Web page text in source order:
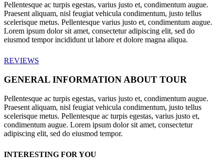
Pellentesque ac turpis egestas, varius justo et, condimentum augue.
Praesent aliquam, nisl feugiat vehicula condimentum, justo tellus
scelerisque metus. Pellentesque varius justo et, condimentum augue.
Lorem ipsum dolor sit amet, consectetur adipiscing elit, sed do
eiusmod tempor incididunt ut labore et dolore magna aliqua.
REVIEWS
GENERAL INFORMATION ABOUT TOUR
Pellentesque ac turpis egestas, varius justo et, condimentum augue.
Praesent aliquam, nisl feugiat vehicula condimentum, justo tellus
scelerisque metus. Pellentesque ac turpis egestas, varius justo et,
condimentum augue. Lorem ipsum dolor sit amet, consectetur
adipiscing elit, sed do eiusmod tempor.
INTERESTING FOR YOU